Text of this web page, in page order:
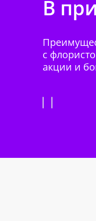
В
с
акции и